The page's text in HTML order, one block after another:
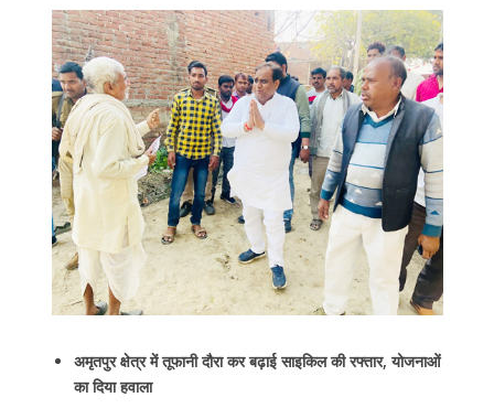
अमृतपुर क्षेत्र में तूफानी दौरा कर बढ़ाई साइकिल की रफ्तार, योजनाओं
का दिया हवाला